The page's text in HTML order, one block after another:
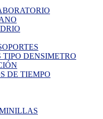
DENSIMETRO
DE TIEMPO